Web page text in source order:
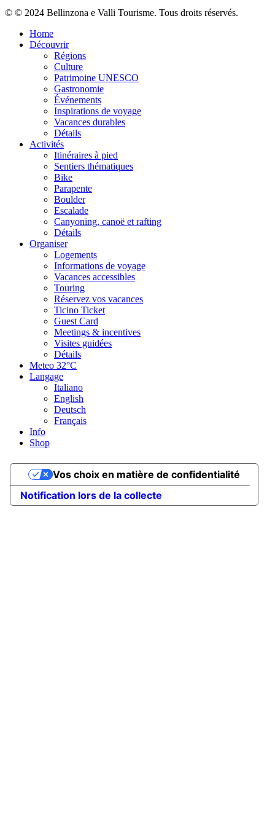
© © 2024 Bellinzona e Valli Tourisme. Tous droits réservés.
Home
Découvrir
Régions
Culture
Patrimoine UNESCO
Gastronomie
Événements
Inspirations de voyage
Vacances durables
Détails
Activités
Itinéraires à pied
Sentiers thématiques
Bike
Parapente
Boulder
Escalade
Canyoning, canoë et rafting
Détails
Organiser
Logements
Informations de voyage
Vacances accessibles
Touring
Réservez vos vacances
Ticino Ticket
Guest Card
Meetings & incentives
Visites guidées
Détails
Meteo 32°C
Langage
Italiano
English
Deutsch
Français
Info
Shop
Notification lors de la collecte
Vos choix en matière de confidentialité